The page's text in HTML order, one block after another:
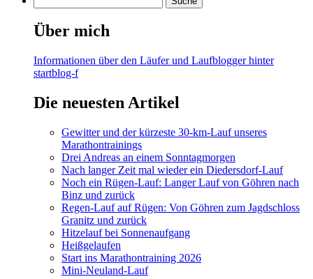
Über mich
Informationen über den Läufer und Laufblogger hinter
startblog-f
Die neuesten Artikel
Gewitter und der kürzeste 30-km-Lauf unseres
Marathontrainings
Drei Andreas an einem Sonntagmorgen
Nach langer Zeit mal wieder ein Diedersdorf-Lauf
Noch ein Rügen-Lauf: Langer Lauf von Göhren nach
Binz und zurück
Regen-Lauf auf Rügen: Von Göhren zum Jagdschloss
Granitz und zurück
Hitzelauf bei Sonnenaufgang
Heißgelaufen
Start ins Marathontraining 2026
Mini-Neuland-Lauf